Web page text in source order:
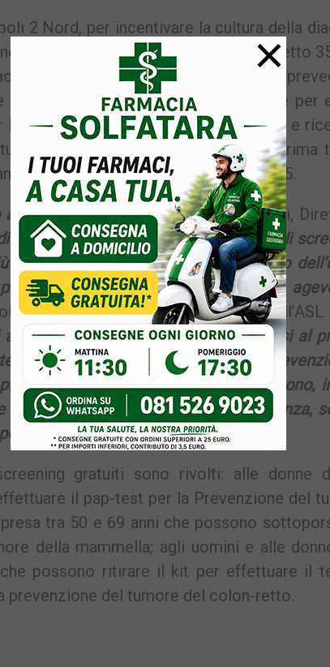
2 Nord, per incentivare la cultura della
Si parte nel territorio del Distretto
e Monte di Procida. L’iniziativa,
possibile effettuare prenotazione per
ricerca del sangue occulto nelle feci e
i servizi sanitari offerti dall’ASL. Prima
gli operatori sanitari del Distretto 35.
ai cittadini– afferma Loredana Pacelli,
accrescere l’adesione ai programmi di
nella popolazione adulta: collo
in carico da parte dell’Asl più
invece la Direttrice Sanitaria
che possono sempre rivolgersi al
per aderire ai programmi di
con la diagnosi precoce
sono,
un tumore nelle prime fasi di insorgenza,
di guarigione.»
gratuiti sono rivolti: alle donne
il pap-test per la Prevenzione del
tra 50 e 69 anni che possono
della mammella; agli uomini e alle
che possono ritirare il kit per effettuare il
prevenzione del tumore del colon-retto.
×